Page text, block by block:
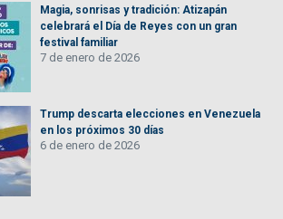
Magia, sonrisas y tradición: Atizapán
celebrará el Día de Reyes con un gran
festival familiar
7 de enero de 2026
Trump descarta elecciones en Venezuela
en los próximos 30 días
6 de enero de 2026